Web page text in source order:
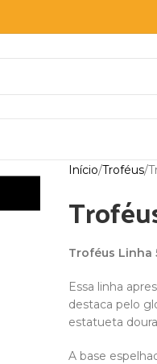
Início Troféus
Troféus Linha
Essa linha
destaca pelo
estatueta
A base